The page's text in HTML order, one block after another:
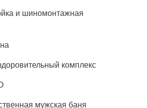
и шиномонтажная
комплекс
мужская баня